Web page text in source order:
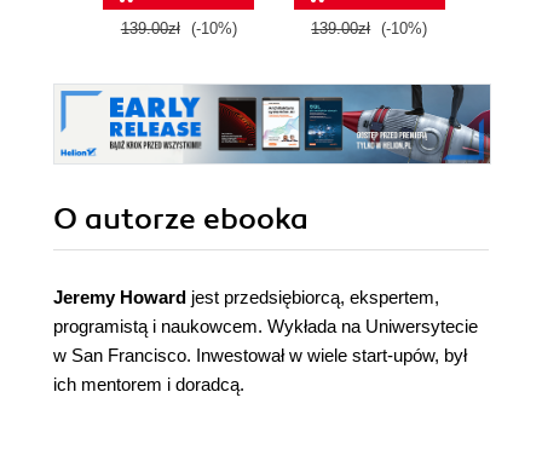
Edition
139.00zł (-10%)
Edition
139.00zł (-10%)
O autorze ebooka
Jeremy Howard jest przedsiębiorcą, ekspertem,
programistą i naukowcem. Wykłada na Uniwersytecie
w San Francisco. Inwestował w wiele start-upów, był
ich mentorem i doradcą.